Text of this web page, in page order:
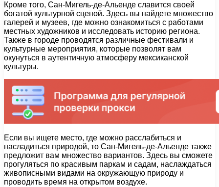
Кроме того, Сан-Мигель-де-Альенде славится своей
богатой культурной сценой. Здесь вы найдете множество
галерей и музеев, где можно ознакомиться с работами
местных художников и исследовать историю региона.
Также в городе проводятся различные фестивали и
культурные мероприятия, которые позволят вам
окунуться в аутентичную атмосферу мексиканской
культуры.
Если вы ищете место, где можно расслабиться и
насладиться природой, то Сан-Мигель-де-Альенде также
предложит вам множество вариантов. Здесь вы сможете
прогуляться по красивым паркам и садам, наслаждаться
живописными видами на окружающую природу и
проводить время на открытом воздухе.